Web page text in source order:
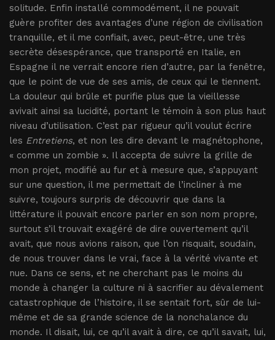
solitude. Enfin installé commodément, il ne pouvait
guère profiter des avantages d’une région de civilisation
tranquille, et il me confiait, avec, peut-être, une très
secrète désespérance, que transporté en Italie, en
Espagne il ne verrait encore rien d’autre, par la fenêtre,
que le point de vue de ses amis, de ceux qui le tiennent.
La douleur qui brûle et purifie plus que la vieillesse
avivait ainsi sa lucidité, portant le témoin à son plus haut
niveau d’utilisation. C’est par rigueur qu’il voulut écrire
les Entretiens, et non les dire devant le magnétophone,
« comme un zombie ». Il accepta de suivre la grille de
mon projet, modifié au fur et à mesure que, s’appuyant
sur une question, il me permettait de l’incliner à me
suivre, toujours surpris de découvrir que dans la
littérature il pouvait encore parler en son nom propre,
surtout s’il trouvait exagéré de dire ouvertement qu’il
avait, que nous avions raison, que l’on risquait, soudain,
de nous trouver dans le vrai, face à la vérité vivante et
nue. Dans ce sens, et ne cherchant pas le moins du
monde à changer la culture ni à sacrifier au dévalement
catastrophique de l’histoire, il se sentait fort, sûr de lui-
même et de sa grande science de la nonchalance du
monde. Il disait, lui, ce qu’il avait à dire, ce qu’il savait, lui,